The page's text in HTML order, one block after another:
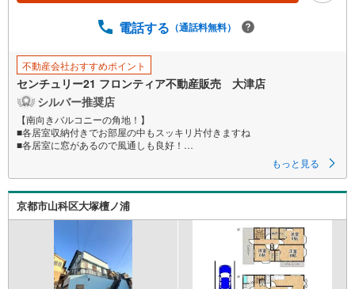
す
る
電話する （通話料無料）
不動産会社おすすめポイント
センチュリー21 フロンティア不動産販売 大津店
シルバー推奨店
【南向きバルコニーの角地！】
■各居室収納付きでお部屋の中もスッキリ片付きますね
■各居室に窓があるので風通しも良好！
特徴
・2沿線がご利用いただけますので通勤や通学、お出かけにも便利ですね
・周辺にはスーパー・コンビニもあり、お買い物にも便利な立地です
・浴室には窓があるため湿気を逃し新鮮な空気を取り込めます
・リビングが17帖もございますので、素敵な家族時間をゆったりとお過ご
し頂けます！
・道路からの目線が気にならない快適な2階リビング
もっと見る
京都市山科区大塚檀ノ浦